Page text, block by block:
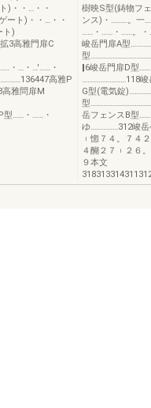
)・・…・・
ート)・・…・・
ト)
3高雅門扉C
・…・…'……・
高雅P
雅問扉M
……・……・
樹映S型(鋳物フ
ンス)・………。一
……・……・……。
峻岳門扉A型
型
‖6峻岳門扉D型
……………………118
G型(電気錠
型
岳フェンスB型
ゆ……………312峻
︲惚７４。７４
４醐２７︲２６
９本文